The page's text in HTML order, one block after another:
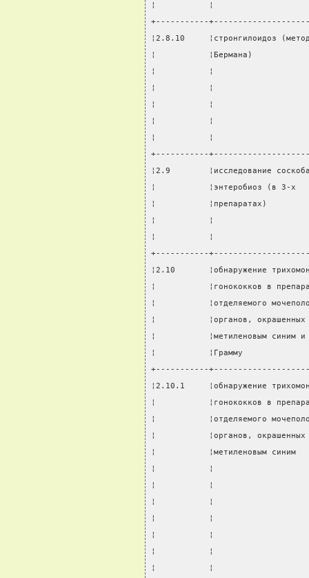
¦           ¦
+-----------
¦2.8.10     ¦стронгилоидоз
¦           ¦Бермана)
¦           ¦
¦           ¦
¦           ¦
¦           ¦
¦           ¦
+-----------
¦2.9        ¦исследование
¦           ¦энтеробиоз (в
¦           ¦препаратах)
¦           ¦
¦           ¦
+-----------
¦2.10       ¦обнаружение
¦           ¦гонококков в
¦           ¦отделяемого
¦           ¦органов,
¦           ¦метиленовым
¦           ¦Грамму
+-----------
¦2.10.1     ¦обнаружение
¦           ¦гонококков в
¦           ¦отделяемого
¦           ¦органов,
¦           ¦метиленовым
¦           ¦
¦           ¦
¦           ¦
¦           ¦
¦           ¦
¦           ¦
¦           ¦